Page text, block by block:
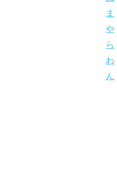
ま
や
ら
わ
ん